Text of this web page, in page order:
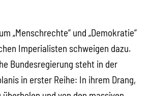
„Menschrechte“ und „Demokratie“
Imperialisten schweigen dazu.
Bundesregierung steht in der
in erster Reihe: In ihrem Drang,